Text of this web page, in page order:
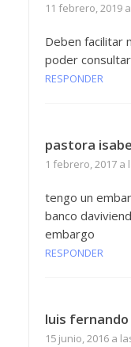
11 febrero, 2019
Deben facilitar
poder
RESPONDER
pastora
1 febrero, 2017 a
tengo un
banco
embargo
RESPONDER
luis
15 junio, 2016 a